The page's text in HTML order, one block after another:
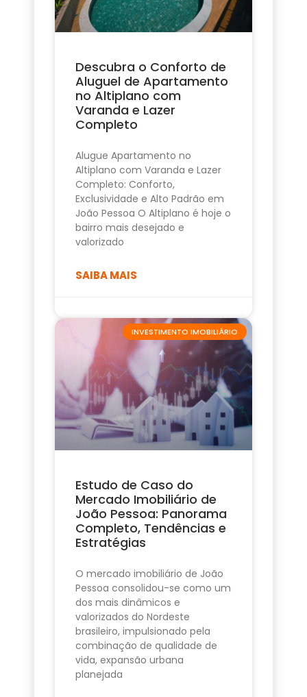
Descubra o Conforto de
Aluguel de Apartamento
no Altiplano com
Varanda e Lazer
Completo
Alugue Apartamento no
Altiplano com Varanda e Lazer
Completo: Conforto,
Exclusividade e Alto Padrão em
João Pessoa O Altiplano é hoje o
bairro mais desejado e
valorizado
SAIBA MAIS
INVESTIMENTO IMOBILIÁRIO
Estudo de Caso do
Mercado Imobiliário de
João Pessoa: Panorama
Completo, Tendências e
Estratégias
O mercado imobiliário de João
Pessoa consolidou-se como um
dos mais dinâmicos e
valorizados do Nordeste
brasileiro, impulsionado pela
combinação de qualidade de
vida, expansão urbana
planejada